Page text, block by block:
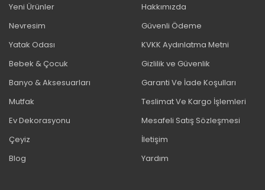
Yeni Ürünler
Nevresim
Yatak Odası
Bebek & Çocuk
Banyo & Aksesuarları
Mutfak
Ev Dekorasyonu
Çeyiz
Blog
Hakkımızda
Güvenli Ödeme
KVKK Aydınlatma Metni
Gizlilik ve Güvenlik
Garanti Ve İade Koşulları
Teslimat Ve Kargo İşlemleri
Mesafeli Satış Sözleşmesi
İletişim
Yardım